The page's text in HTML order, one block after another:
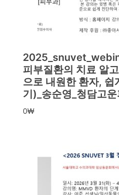
피부질환의 치료 알
으로 내원한 환자, 쉽
기)_송순영_청담고
0₩